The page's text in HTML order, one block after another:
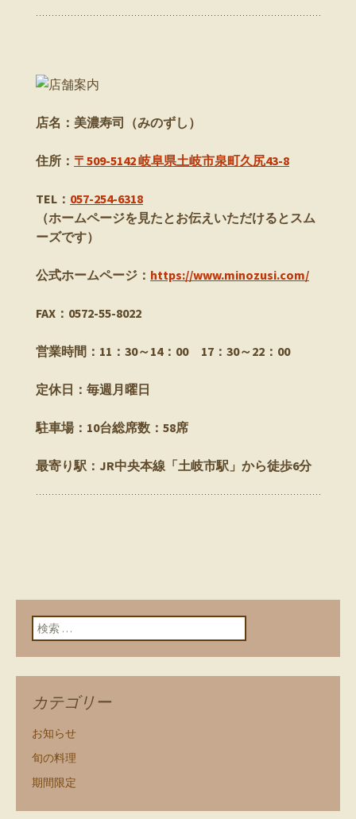
店名：美濃寿司（みのずし）
住所： 〒509-5142 岐阜県土岐市泉町久尻43-8
TEL： 057-254-6318
（ホームページを見たとお伝えいただけるとスム
ーズです）
公式ホームページ： https://www.minozusi.com/
FAX：0572-55-8022
営業時間：11：30～14：00 17：30～22：00
定休日：毎週月曜日
駐車場：10台総席数：58席
最寄り駅：JR中央本線「土岐市駅」から徒歩6分
検索:
カテゴリー
お知らせ
旬の料理
期間限定